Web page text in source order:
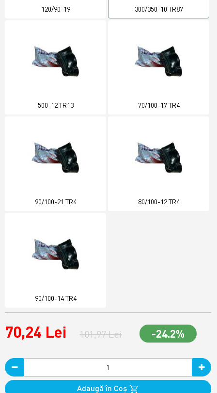
120/90-19 300/350-10 TR87
500-12 TR13 70/100-17 TR4
90/100-21 TR4 80/100-12 TR4
90/100-14 TR4
70,24 Lei 101,97 Lei -24.2%
Adaugă în Coş